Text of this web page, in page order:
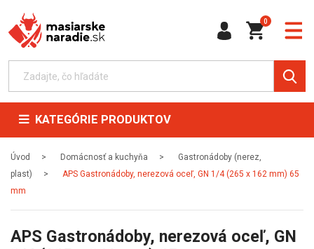
0
KATEGÓRIE PRODUKTOV
Úvod Domácnosť a kuchyňa
Gastronádoby (nerez,
plast)
APS Gastronádoby, nerezová oceľ, GN 1/4 (265 x 162 mm) 65
mm
APS Gastronádoby, nerezová oceľ, GN